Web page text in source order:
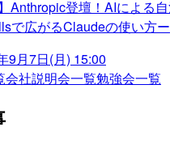
Anthropic登壇！AIによる
で広がるClaudeの使い方ー
9月7日(月) 15:00
会社説明会一覧勉強会一覧